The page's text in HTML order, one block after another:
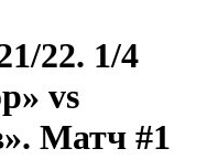
22. 1/4
vs
Матч #1